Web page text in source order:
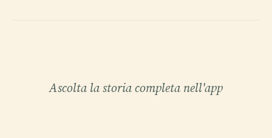
Ascolta la storia completa nell'app